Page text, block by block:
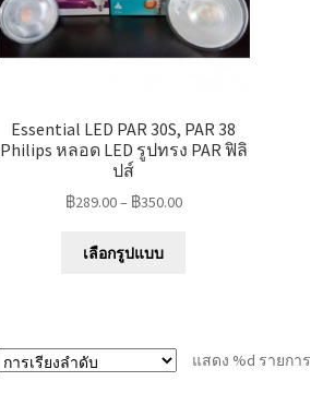
Essential LED PAR 30S, PAR 38
Philips หลอด LED รูปทรง PAR ฟิลิ
ปส์
฿289.00– ฿350.00
เลือกรูปแบบ
The
แสดง %d รายการ